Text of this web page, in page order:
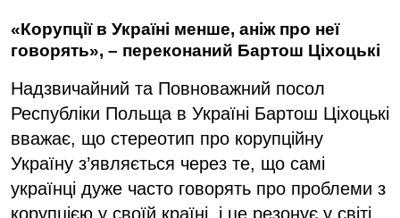
«Корупції в Україні менше, аніж про неї
говорять», – переконаний Бартош Ціхоцькі
Надзвичайний та Повноважний посол
Республіки Польща в Україні Бартош Ціхоцькі
вважає, що стереотип про корупційну
Україну з’являється через те, що самі
українці дуже часто говорять про проблеми з
корупцією у своїй країні, і це резонує у світі.